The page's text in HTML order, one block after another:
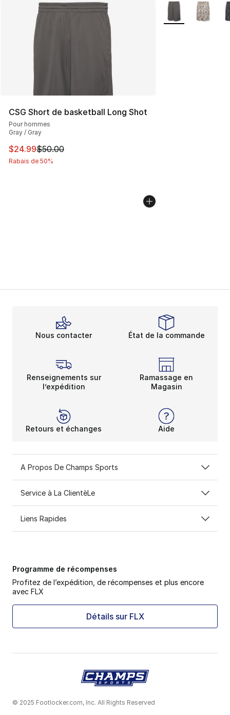
CSG Short de basketball Long Shot
Pour hommes
Gray / Gray
Cet article est en solde. Le prix est passé de $50.00 à
$24.99$50.00
Rabais de 50%
Plus de couleurs
Nous contacter État de la commande
Renseignements sur
l’expédition
Ramassage en
Magasin
Retours et échanges Aide
A Propos De Champs Sports
Service à La ClientèLe
Liens Rapides
Programme de récompenses
Profitez de l’expédition, de récompenses et plus encore
avec FLX
Détails sur FLX
© 2025 Footlocker.com, Inc. All Rights Reserved